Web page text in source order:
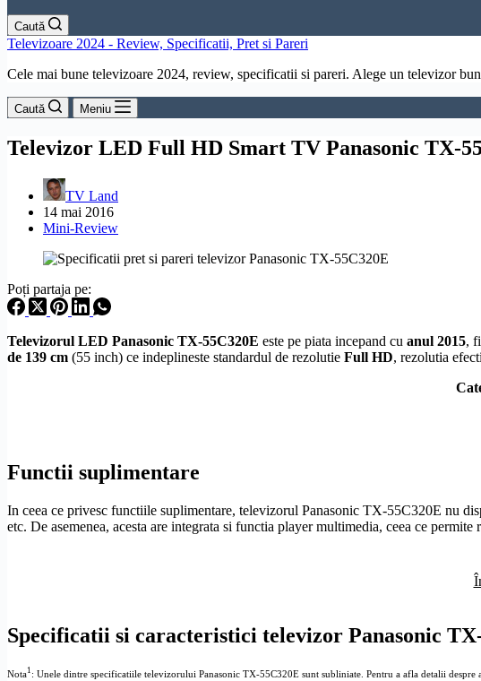
Caută
Televizoare 2024 - Review, Specificatii, Pret si Pareri
Cele mai bune televizoare 2024, review, specificatii si pareri. Alege un televizor
Caută Meniu
Televizor LED Full HD Smart TV Panasonic TX-
TV Land
14 mai 2016
Mini-Review
Poți partaja pe:
Televizorul LED Panasonic TX-55C320E este pe piata incepand cu anul 2015,
de 139 cm (55 inch) ce indeplineste standardul de rezolutie Full HD, rezolutia
Functii suplimentare
In ceea ce privesc functiile suplimentare, televizorul Panasonic TX-55C320E nu
etc. De asemenea, acesta are integrata si functia player multimedia, ceea ce permite
Specificatii si caracteristici televizor Panasonic
Nota1 : Unele dintre specificatiile televizorului Panasonic TX-55C320E sunt subliniate. Pentru a afla detalii